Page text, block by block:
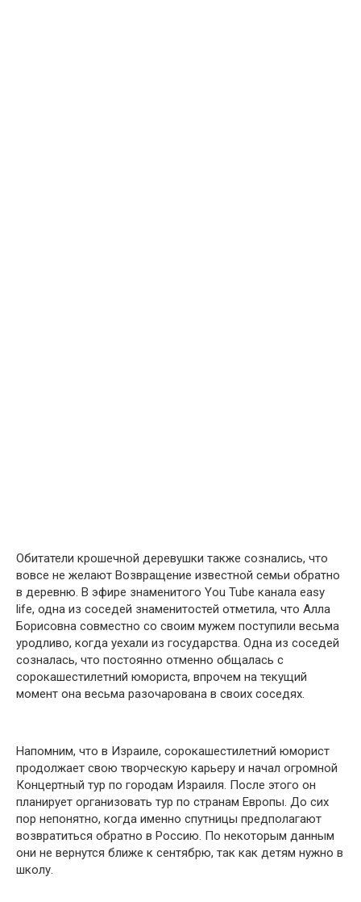
Обитатели крошечной деревушки также сознались, что
вовсе не желают Возвращение известной семьи обратно
в деревню. В эфире знаменитого You Tube канала easy
life, одна из соседей знаменитостей отметила, что Алла
Борисовна совместно со своим мужем поступили весьма
уродливо, когда уехали из государства. Одна из соседей
созналась, что постоянно отменно общалась с
сорокашестилетний юмориста, впрочем на текущий
момент она весьма разочарована в своих соседях.
Напомним, что в Израиле, сорокашестилетний юморист
продолжает свою творческую карьеру и начал огромной
Концертный тур по городам Израиля. После этого он
планирует организовать тур по странам Европы. До сих
пор непонятно, когда именно спутницы предполагают
возвратиться обратно в Россию. По некоторым данным
они не вернутся ближе к сентябрю, так как детям нужно в
школу.